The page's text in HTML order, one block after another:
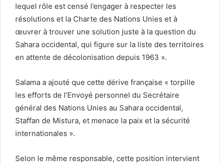
lequel rôle est censé l’engager à respecter les
résolutions et la Charte des Nations Unies et à
œuvrer à trouver une solution juste à la question du
Sahara occidental, qui figure sur la liste des territoires
en attente de décolonisation depuis 1963 ».
Salama a ajouté que cette dérive française « torpille
les efforts de l’Envoyé personnel du Secrétaire
général des Nations Unies au Sahara occidental,
Staffan de Mistura, et menace la paix et la sécurité
internationales ».
Selon le même responsable, cette position intervient